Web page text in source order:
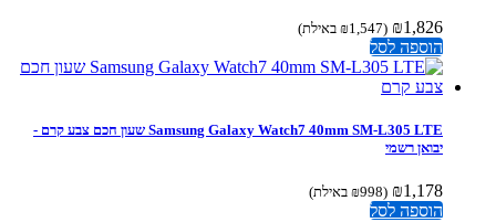
₪1,826
(
₪1,547 באילת)
הוספה לסל
Samsung Galaxy Watch7 40mm SM-L305 LTE שעון חכם צבע קרם -
יבואן רשמי
₪1,178
(
₪ 998 באילת)
הוספה לסל